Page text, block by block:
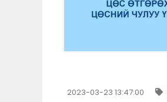
2023-03-23 13:47:00